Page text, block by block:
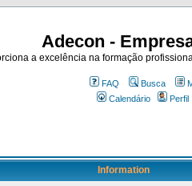
Adecon -
a excelência na formação
FAQ Busca
Calendário
Perfil
Information